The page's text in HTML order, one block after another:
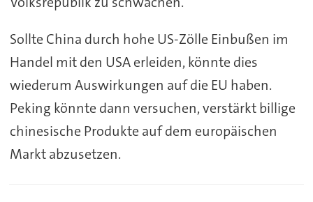
Sollte China durch hohe US-Zölle Einbußen im
Handel mit den USA erleiden, könnte dies
wiederum Auswirkungen auf die EU haben.
Peking könnte dann versuchen, verstärkt billige
chinesische Produkte auf dem europäischen
Markt abzusetzen.